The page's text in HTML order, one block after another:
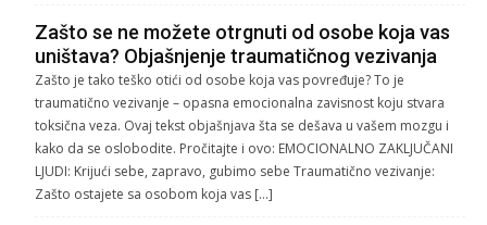
Zašto se ne možete otrgnuti od osobe koja vas
uništava? Objašnjenje traumatičnog vezivanja
Zašto je tako teško otići od osobe koja vas povređuje? To je
traumatično vezivanje – opasna emocionalna zavisnost koju stvara
toksična veza. Ovaj tekst objašnjava šta se dešava u vašem mozgu i
kako da se oslobodite. Pročitajte i ovo: EMOCIONALNO ZAKLJUČANI
LJUDI: Krijući sebe, zapravo, gubimo sebe Traumatično vezivanje:
Zašto ostajete sa osobom koja vas […]